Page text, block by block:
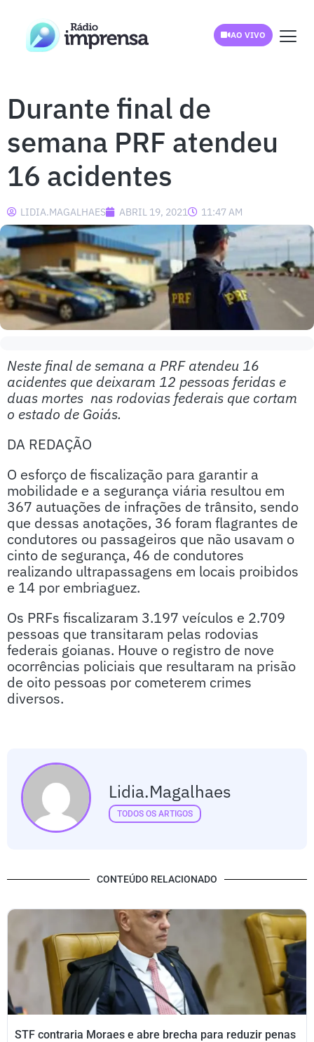
AO VIVO
Durante final de
semana PRF atendeu
16 acidentes
LIDIA.MAGALHAES ABRIL 19, 2021 11:47 AM
Neste final de semana a PRF atendeu 16
acidentes que deixaram 12 pessoas feridas e
duas mortes nas rodovias federais que cortam
o estado de Goiás.
DA REDAÇÃO
O esforço de fiscalização para garantir a
mobilidade e a segurança viária resultou em
367 autuações de infrações de trânsito, sendo
que dessas anotações, 36 foram flagrantes de
condutores ou passageiros que não usavam o
cinto de segurança, 46 de condutores
realizando ultrapassagens em locais proibidos
e 14 por embriaguez.
Os PRFs fiscalizaram 3.197 veículos e 2.709
pessoas que transitaram pelas rodovias
federais goianas. Houve o registro de nove
ocorrências policiais que resultaram na prisão
de oito pessoas por cometerem crimes
diversos.
Lidia.magalhaes
TODOS OS ARTIGOS
CONTEÚDO RELACIONADO
STF contraria Moraes e abre brecha para reduzir penas